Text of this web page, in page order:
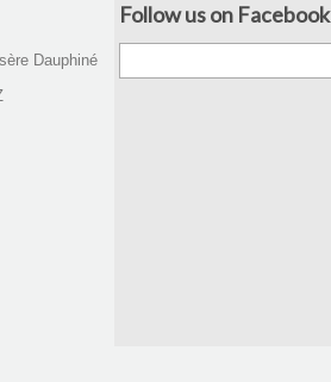
Dauphiné
Follow us on Facebook